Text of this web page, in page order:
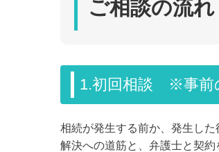
ご相談の流れ
1.初回相談 ※事前
相続が発生する前か、発生し
解決への道筋と、弁護士と契